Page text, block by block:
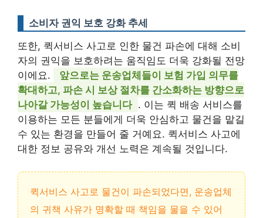
소비자 권익 보호 강화 추세
또한, 퀵서비스 사고로 인한 물건 파손에 대해 소비
자의 권익을 보호하려는 움직임도 더욱 강화될 전망
이에요.
앞으로는 운송업체들이 보험 가입 의무를
확대하고, 파손 시 보상 절차를 간소화하는 방향으로
나아갈 가능성이 높습니다 . 이는 퀵 배송 서비스를
이용하는 모든 분들에게 더욱 안심하고 물건을 맡길
수 있는 환경을 만들어 줄 거예요. 퀵서비스 사고에
대한 정보 공유와 개선 노력은 계속될 것입니다.
퀵서비스 사고로 물건이 파손되었다면, 운송업체
의 귀책 사유가 명확할 때 책임을 물을 수 있어